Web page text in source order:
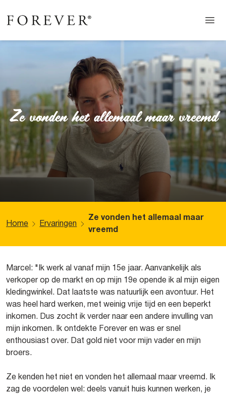
Ze vonden het allemaal maar vreemd
Home Ervaringen
Ze vonden het allemaal maar
vreemd
Marcel: "Ik werk al vanaf mijn 15e jaar. Aanvankelijk als
verkoper op de markt en op mijn 19e opende ik al mijn eigen
kledingwinkel. Dat laatste was natuurlijk een avontuur. Het
was heel hard werken, met weinig vrije tijd en een beperkt
inkomen. Dus zocht ik verder naar een andere invulling van
mijn inkomen. Ik ontdekte Forever en was er snel
enthousiast over. Dat gold niet voor mijn vader en mijn
broers.
Ze kenden het niet en vonden het allemaal maar vreemd. Ik
zag de voordelen wel: deels vanuit huis kunnen werken, je